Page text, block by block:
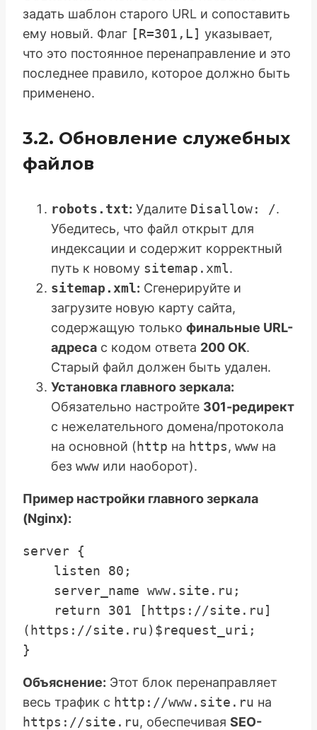
задать шаблон старого URL и сопоставить
ему новый. Флаг [R=301,L] указывает,
что это постоянное перенаправление и это
последнее правило, которое должно быть
применено.
3.2. Обновление служебных
файлов
robots.txt: Удалите Disallow: /.
Убедитесь, что файл открыт для
индексации и содержит корректный
путь к новому sitemap.xml.
sitemap.xml: Сгенерируйте и
загрузите новую карту сайта,
содержащую только финальные URL-
адреса с кодом ответа 200 OK.
Старый файл должен быть удален.
Установка главного зеркала:
Обязательно настройте 301-редирект
с нежелательного домена/протокола
на основной (http на https, www на
без www или наоборот).
Пример настройки главного зеркала
(Nginx):
server {
(https://site.ru)$request_uri;
Объяснение: Этот блок перенаправляет
весь трафик с http://www.site.ru на
https://site.ru, обеспечивая SEO-